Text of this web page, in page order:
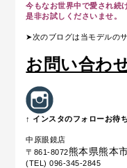
今もなお世界中で愛され続
是非お試しくださいませ。
➤次のブログは当モデルの
お問い合わ
↑ インスタのフォローお待
中原眼鏡店
〒861-8072熊本県熊本
(TEL) 096-345-2845